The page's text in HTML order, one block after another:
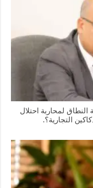
لمحاربة احتلال
التجارية؟.